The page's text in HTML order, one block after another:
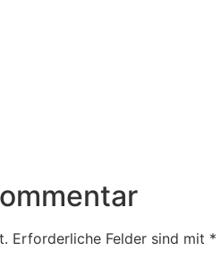
Erforderliche Felder sind mit *